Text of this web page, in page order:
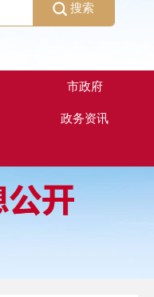
搜索
市政府
政务资讯